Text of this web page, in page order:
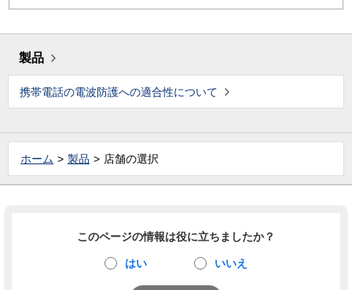
製品
携帯電話の電波防護への適合性について
ホーム 製品 店舗の選択
このページの情報は役に立ちましたか？
はい いいえ